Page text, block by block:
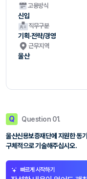
고용방식
신입
직무구분
기획·전략/경영
근무지역
울산
Q Question 01.
울산신용보증재단에 지원한 동
구체적으로 기술해주십시오.
빠르게 시작하기